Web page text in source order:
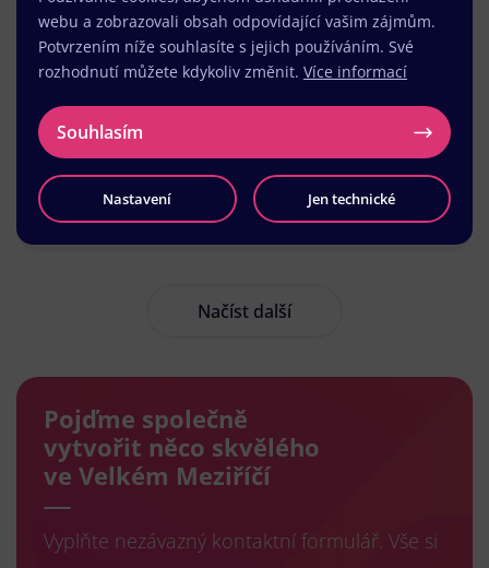
Načíst další
Pojďme společně
vytvořit něco skvělého
ve Velkém Meziříčí
Vyplňte nezávazný kontaktní formulář. Vše si
webu a zobrazovali obsah odpovídající vašim zájmům.
Potvrzením níže souhlasíte s jejich používáním. Své
rozhodnutí můžete kdykoliv změnit. Více informací
Souhlasím
Nastavení Jen technické